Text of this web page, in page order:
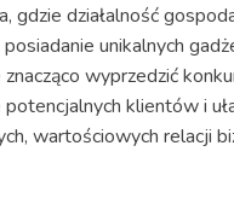
gdzie działalność
unikalnych
wyprzedzić
klientów i
wartościowych relacji